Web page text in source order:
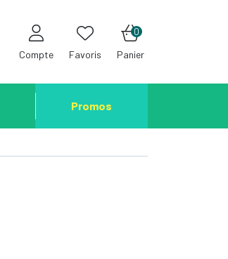
Compte Favoris Panier
0
Promos